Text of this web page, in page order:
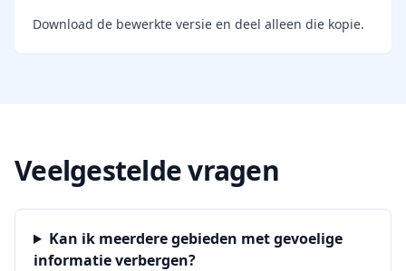
Download de bewerkte versie en deel alleen die kopie.
Veelgestelde vragen
Kan ik meerdere gebieden met gevoelige
informatie verbergen?